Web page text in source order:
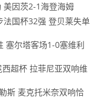
美因茨2-1海登海姆
国杯32强 登贝莱失单
塞尔塔客场1-0塞维利
超杯 拉菲尼亚双响维
斯 麦克托米奈双响恰